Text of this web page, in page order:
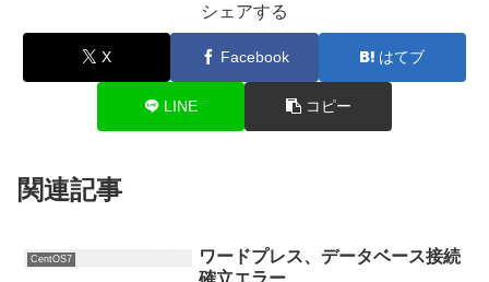
シェアする
X Facebook はてブ
LINE コピー
関連記事
CentOS7
ワードプレス、データベース接続